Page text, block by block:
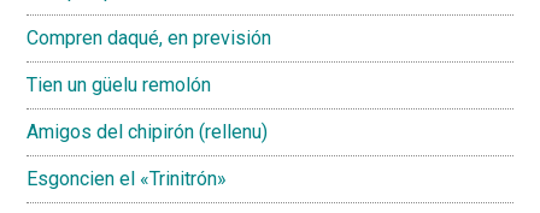
Compren daqué, en previsión
Tien un güelu remolón
Amigos del chipirón (rellenu)
Esgoncien el «Trinitrón»